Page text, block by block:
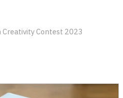
Creativity Contest 2023